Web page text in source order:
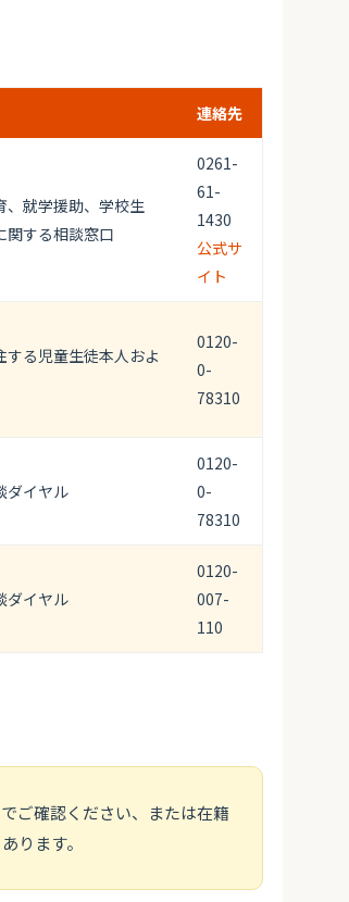
連絡先
、就学援助、学校生
関する相談窓口
0261-
61-
1430
公式サ
イト
する児童生徒本人およ
0120-
0-
78310
ダイヤル
0120-
0-
78310
ダイヤル
0120-
007-
110
ご確認ください、または在籍
ります。